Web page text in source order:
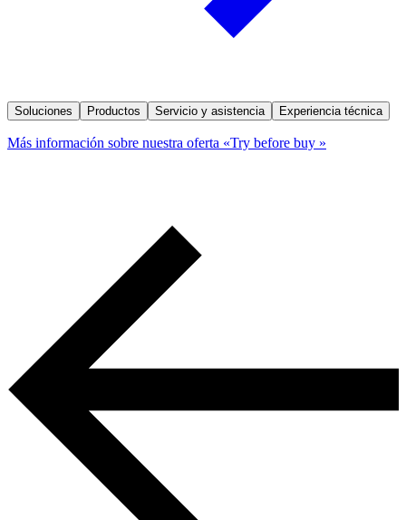
Soluciones Productos Servicio y asistencia Experiencia técnica
Más información sobre nuestra oferta «Try before buy »